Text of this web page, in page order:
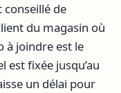
de
du magasin où
à joindre est le
fixée jusqu’au
un délai pour